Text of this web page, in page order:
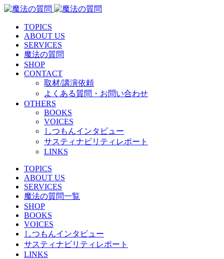
TOPICS
ABOUT US
SERVICES
魔法の質問
SHOP
CONTACT
取材/講演依頼
よくある質問・お問い合わせ
OTHERS
BOOKS
VOICES
しつもんインタビュー
サスティナビリティレポート
LINKS
TOPICS
ABOUT US
SERVICES
魔法の質問一覧
SHOP
BOOKS
VOICES
しつもんインタビュー
サスティナビリティレポート
LINKS